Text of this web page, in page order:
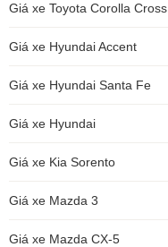
Giá xe Toyota Corolla Cross
Giá xe Hyundai Accent
Giá xe Hyundai Santa Fe
Giá xe Hyundai
Giá xe Kia Sorento
Giá xe Mazda 3
Giá xe Mazda CX-5